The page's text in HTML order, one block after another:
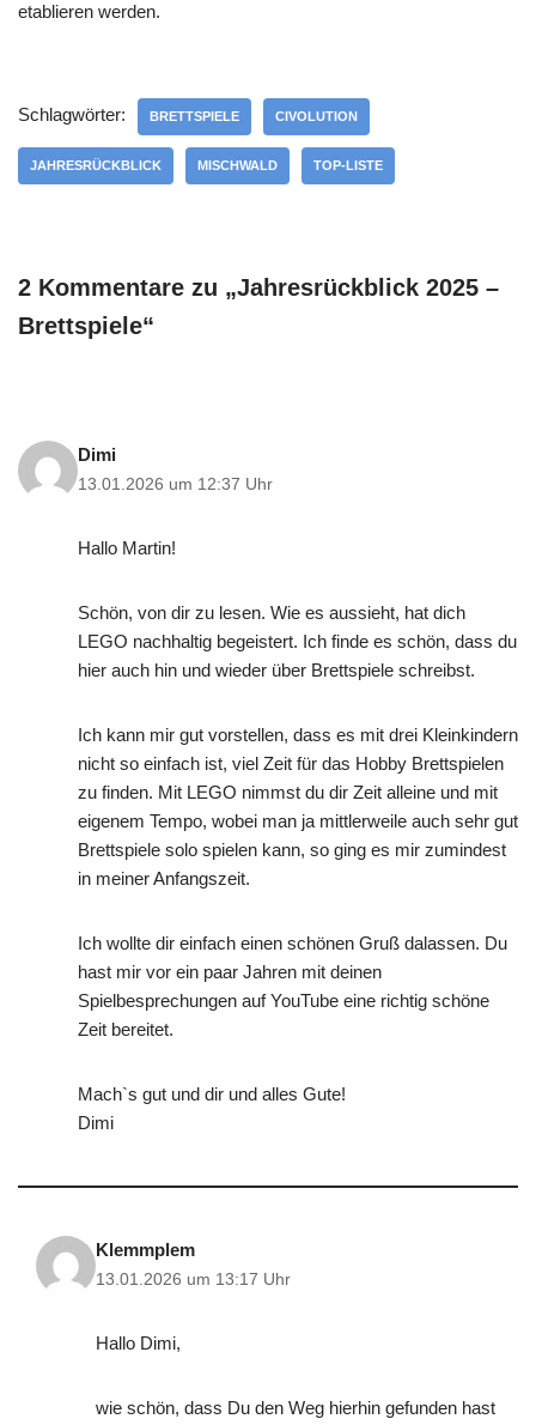
etablieren werden.
Schlagwörter: BRETTSPIELE CIVOLUTION
JAHRESRÜCKBLICK MISCHWALD TOP-LISTE
2 Kommentare zu „Jahresrückblick 2025 –
Brettspiele“
Dimi
13.01.2026 um 12:37 Uhr
Hallo Martin!
Schön, von dir zu lesen. Wie es aussieht, hat dich
LEGO nachhaltig begeistert. Ich finde es schön, dass du
hier auch hin und wieder über Brettspiele schreibst.
Ich kann mir gut vorstellen, dass es mit drei Kleinkindern
nicht so einfach ist, viel Zeit für das Hobby Brettspielen
zu finden. Mit LEGO nimmst du dir Zeit alleine und mit
eigenem Tempo, wobei man ja mittlerweile auch sehr gut
Brettspiele solo spielen kann, so ging es mir zumindest
in meiner Anfangszeit.
Ich wollte dir einfach einen schönen Gruß dalassen. Du
hast mir vor ein paar Jahren mit deinen
Spielbesprechungen auf YouTube eine richtig schöne
Zeit bereitet.
Mach`s gut und dir und alles Gute!
Dimi
Klemmplem
13.01.2026 um 13:17 Uhr
Hallo Dimi,
wie schön, dass Du den Weg hierhin gefunden hast